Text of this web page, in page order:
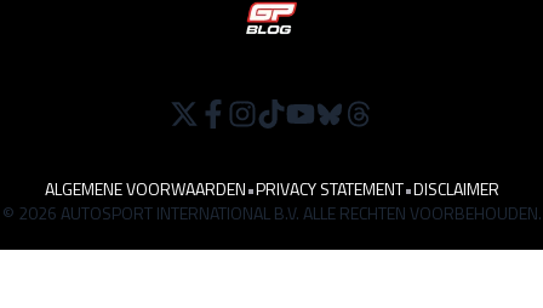
ALGEMENE VOORWAARDEN•PRIVACY STATEMENT•DISCLAIMER
© 2026 AUTOSPORT INTERNATIONAL B.V. ALLE RECHTEN VOORBEHOUDEN.